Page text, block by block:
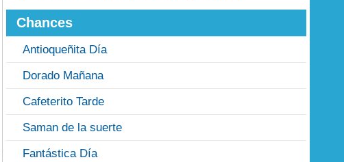
Chances
Antioqueñita Día
Dorado Mañana
Cafeterito Tarde
Saman de la suerte
Fantástica Día